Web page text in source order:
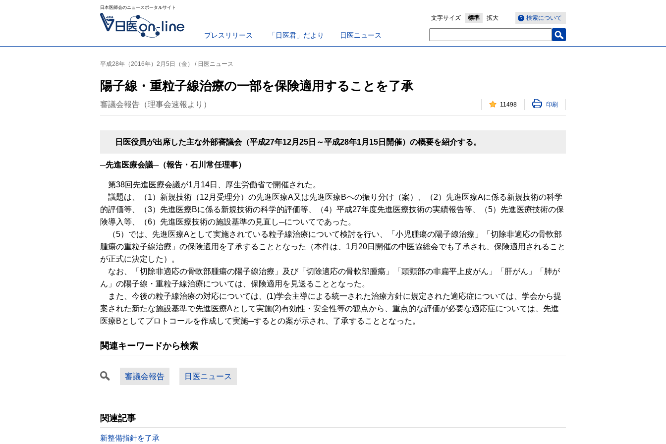
日本医師会のニュースポータルサイト
プレスリリース 「日医君」だより 日医ニュース
検索について
文字サイズ 標準 拡大
平成28年（2016年）2月5日（金） / 日医ニュース
陽子線・重粒子線治療の一部を保険適用することを了承
審議会報告（理事会速報より） 11498 印刷
日医役員が出席した主な外部審議会（平成27年12月25日～平成28年1月15日開催）の概要を紹介する。
─先進医療会議─（報告・石川常任理事）
第38回先進医療会議が1月14日、厚生労働省で開催された。
議題は、（1）新規技術（12月受理分）の先進医療A又は先進医療Bへの振り分け（案）、（2）先進医療Aに係る新規技術の科学
的評価等、（3）先進医療Bに係る新規技術の科学的評価等、（4）平成27年度先進医療技術の実績報告等、（5）先進医療技術の保
険導入等、（6）先進医療技術の施設基準の見直し─についてであった。
（5）では、先進医療Aとして実施されている粒子線治療について検討を行い、「小児腫瘍の陽子線治療」「切除非適応の骨軟部
腫瘍の重粒子線治療」の保険適用を了承することとなった（本件は、1月20日開催の中医協総会でも了承され、保険適用されること
が正式に決定した）。
なお、「切除非適応の骨軟部腫瘍の陽子線治療」及び「切除適応の骨軟部腫瘍」「頭頸部の非扁平上皮がん」「肝がん」「肺が
ん」の陽子線・重粒子線治療については、保険適用を見送ることとなった。
また、今後の粒子線治療の対応については、(1)学会主導による統一された治療方針に規定された適応症については、学会から提
案された新たな施設基準で先進医療Aとして実施(2)有効性・安全性等の観点から、重点的な評価が必要な適応症については、先進
医療Bとしてプロトコールを作成して実施─するとの案が示され、了承することとなった。
関連キーワードから検索
審議会報告 日医ニュース
関連記事
新整備指針を了承